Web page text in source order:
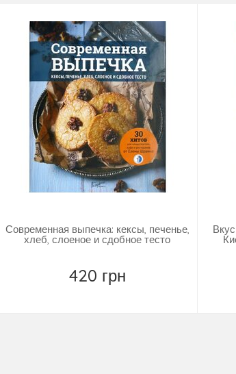
Современная выпечка: кексы, печенье,
хлеб, слоеное и сдобное тесто
420 грн